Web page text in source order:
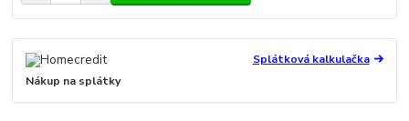
Splátková kalkulačka
Nákup na splátky